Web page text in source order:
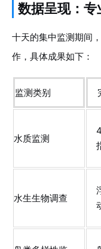
数据呈现：
十天的集中监测期间
作，具体成果如下：
监测类别
水质监测
水生生物调查